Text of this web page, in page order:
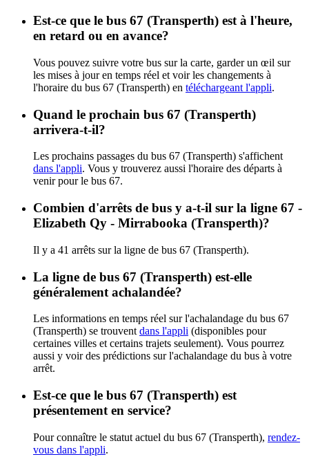
Est-ce que le bus 67 (Transperth) est à l'heure,
en retard ou en avance?
Vous pouvez suivre votre bus sur la carte, garder un œil sur
les mises à jour en temps réel et voir les changements à
l'horaire du bus 67 (Transperth) en téléchargeant l'appli.
Quand le prochain bus 67 (Transperth)
arrivera-t-il?
Les prochains passages du bus 67 (Transperth) s'affichent
dans l'appli. Vous y trouverez aussi l'horaire des départs à
venir pour le bus 67.
Combien d'arrêts de bus y a-t-il sur la ligne 67 -
Elizabeth Qy - Mirrabooka (Transperth)?
Il y a 41 arrêts sur la ligne de bus 67 (Transperth).
La ligne de bus 67 (Transperth) est-elle
généralement achalandée?
Les informations en temps réel sur l'achalandage du bus 67
(Transperth) se trouvent dans l'appli (disponibles pour
certaines villes et certains trajets seulement). Vous pourrez
aussi y voir des prédictions sur l'achalandage du bus à votre
arrêt.
Est-ce que le bus 67 (Transperth) est
présentement en service?
Pour connaître le statut actuel du bus 67 (Transperth), rendez-
vous dans l'appli.